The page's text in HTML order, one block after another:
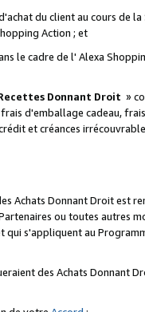
du client au cours de
Action ; et
le cadre de l' Alexa
Donnant Droit »
d'emballage cadeau,
et créances
Achats Donnant Droit est
ou toutes autres
s'appliquent au
des Achats Donnant